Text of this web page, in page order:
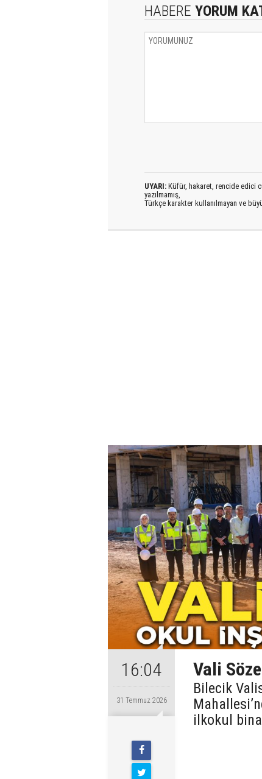
HABERE YORUM
UYARI: Küfür, hakaret, rencide edici
yazılmamış,
Türkçe karakter kullanılmayan ve
16:04
31 Temmuz 2026
Vali
Bilecik
ilkokul